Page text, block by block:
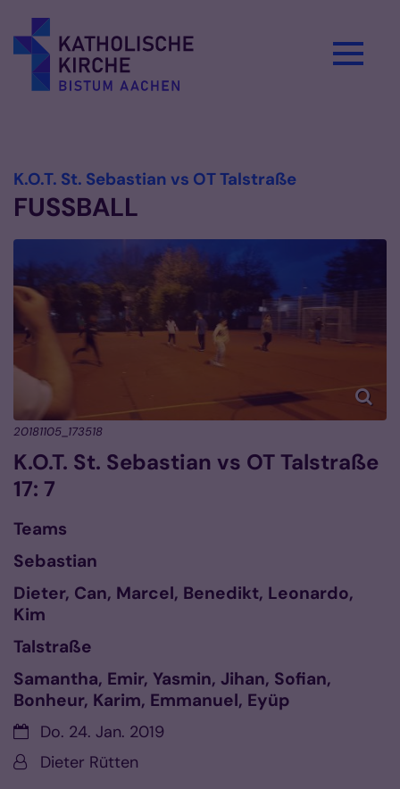
K.O.T. St. Sebastian vs OT Talstraße:
FUSSBALL
20181105_173518
K.O.T. St. Sebastian vs OT Talstraße
17: 7
Teams
Sebastian
Dieter, Can, Marcel, Benedikt, Leonardo,
Kim
Talstraße
Samantha, Emir, Yasmin, Jihan, Sofian,
Bonheur, Karim, Emmanuel, Eyüp
Datum:Do. 24. Jan. 2019
Von:Dieter Rütten